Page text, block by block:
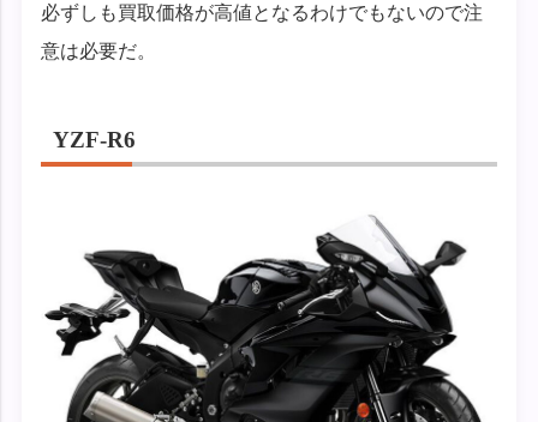
必ずしも買取価格が高値となるわけでもないので注
意は必要だ。
YZF-R6